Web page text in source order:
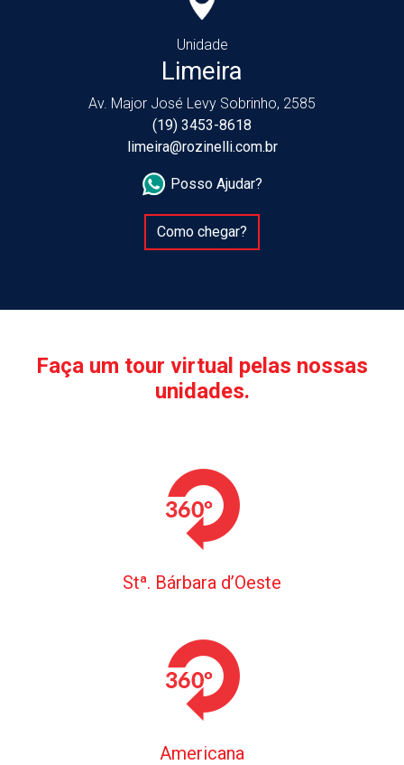
Unidade
Limeira
Av. Major José Levy Sobrinho, 2585
(19) 3453-8618
limeira@rozinelli.com.br
Posso Ajudar?
Como chegar?
Faça um tour virtual pelas nossas
unidades.
Stª. Bárbara d’Oeste
Americana